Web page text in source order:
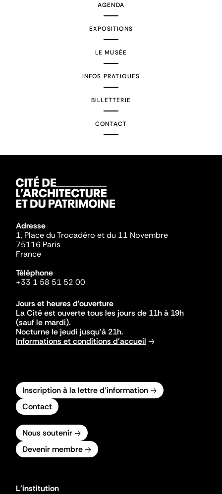
AGENDA
EXPOSITIONS
LE MUSÉE
INFOS PRATIQUES
BILLETTERIE
CONTACT
Adresse
1, Place du Trocadéro et du 11 Novembre
75116 Paris
France
Téléphone
+33 1 58 51 52 00
Jours et heures d'ouverture
La Cité est ouverte tous les jours de 11h à 19h
(sauf le mardi).
Nocturne le jeudi jusqu'à 21h.
Informations et conditions d'accueil
Inscription à la lettre d'information
Contact
Nous soutenir
Devenir membre
L'institution